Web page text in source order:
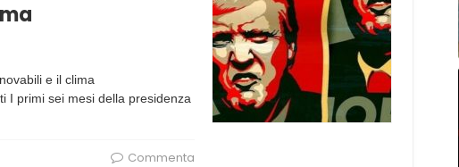
e il clima
I primi sei mesi della presidenza
Commenta